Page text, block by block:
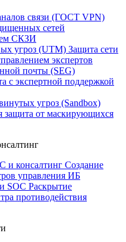
связи (ГОСТ VPN)
сетей
СКЗИ
угроз (UTM) Защита сети
экспертов
почты (SEG)
с экспертной поддержкой
угроз (Sandbox)
защита от маскирующихся
и консалтинг Создание
управления ИБ
SOC Раскрытие
противодействия